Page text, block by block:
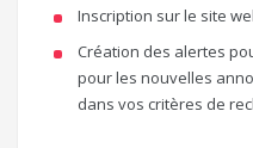
Inscription sur le site
Création des alertes
pour les nouvelles
dans vos critères de